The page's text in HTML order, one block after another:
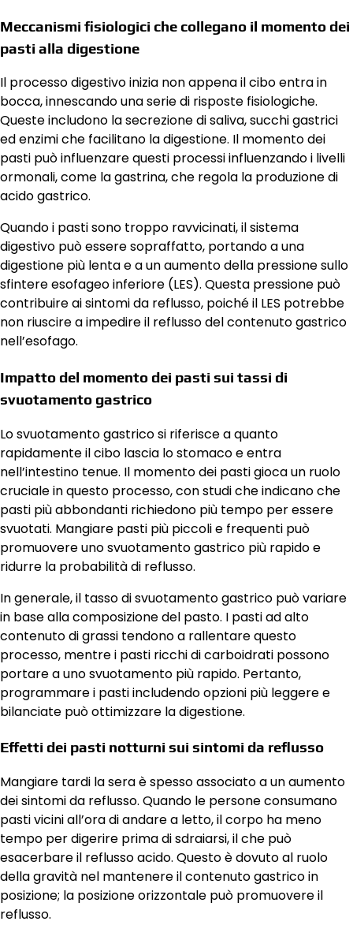
Meccanismi fisiologici che collegano il momento dei
pasti alla digestione
Il processo digestivo inizia non appena il cibo entra in
bocca, innescando una serie di risposte fisiologiche.
Queste includono la secrezione di saliva, succhi gastrici
ed enzimi che facilitano la digestione. Il momento dei
pasti può influenzare questi processi influenzando i livelli
ormonali, come la gastrina, che regola la produzione di
acido gastrico.
Quando i pasti sono troppo ravvicinati, il sistema
digestivo può essere sopraffatto, portando a una
digestione più lenta e a un aumento della pressione sullo
sfintere esofageo inferiore (LES). Questa pressione può
contribuire ai sintomi da reflusso, poiché il LES potrebbe
non riuscire a impedire il reflusso del contenuto gastrico
nell’esofago.
Impatto del momento dei pasti sui tassi di
svuotamento gastrico
Lo svuotamento gastrico si riferisce a quanto
rapidamente il cibo lascia lo stomaco e entra
nell’intestino tenue. Il momento dei pasti gioca un ruolo
cruciale in questo processo, con studi che indicano che
pasti più abbondanti richiedono più tempo per essere
svuotati. Mangiare pasti più piccoli e frequenti può
promuovere uno svuotamento gastrico più rapido e
ridurre la probabilità di reflusso.
In generale, il tasso di svuotamento gastrico può variare
in base alla composizione del pasto. I pasti ad alto
contenuto di grassi tendono a rallentare questo
processo, mentre i pasti ricchi di carboidrati possono
portare a uno svuotamento più rapido. Pertanto,
programmare i pasti includendo opzioni più leggere e
bilanciate può ottimizzare la digestione.
Effetti dei pasti notturni sui sintomi da reflusso
Mangiare tardi la sera è spesso associato a un aumento
dei sintomi da reflusso. Quando le persone consumano
pasti vicini all’ora di andare a letto, il corpo ha meno
tempo per digerire prima di sdraiarsi, il che può
esacerbare il reflusso acido. Questo è dovuto al ruolo
della gravità nel mantenere il contenuto gastrico in
posizione; la posizione orizzontale può promuovere il
reflusso.